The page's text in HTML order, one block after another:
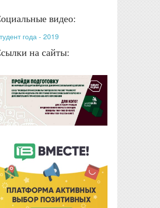
видео:
года - 2019
на сайты: